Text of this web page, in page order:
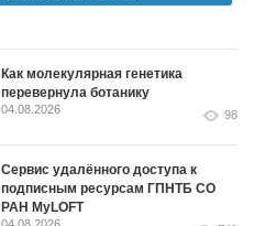
Как молекулярная генетика
перевернула ботанику
04.08.2026 98
Сервис удалённого доступа к
подписным ресурсам ГПНТБ СО
РАН MyLOFT